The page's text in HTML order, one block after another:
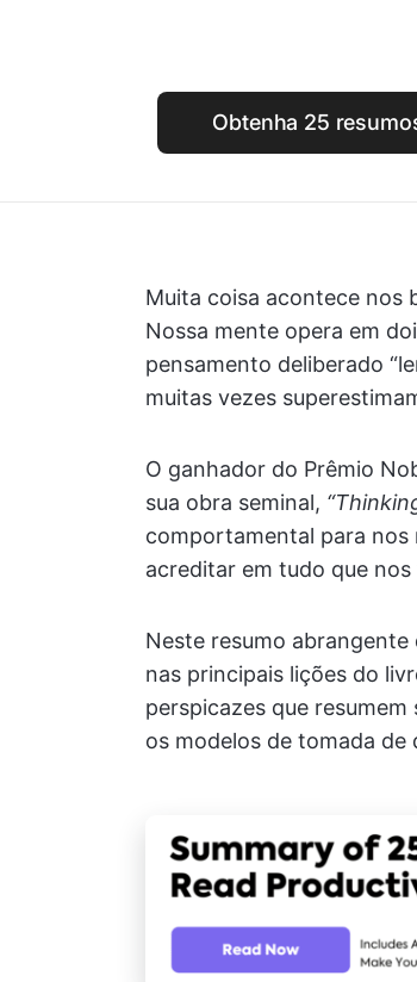
Obtenha 25
Muita coisa acontece nos
Nossa mente opera em
pensamento deliberado
muitas vezes
O ganhador do Prêmio
sua obra seminal,
comportamental para nos
acreditar em tudo que nos
Neste resumo abrangente
nas principais lições do
perspicazes que
os modelos de tomada de